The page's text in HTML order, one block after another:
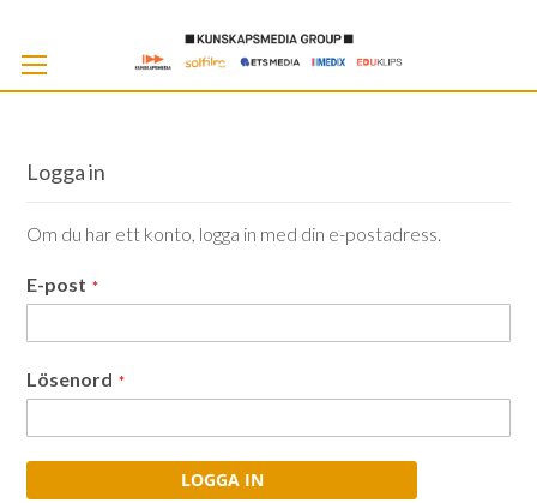
Logga in
Om du har ett konto, logga in med din e-postadress.
E-post
Lösenord
LOGGA IN